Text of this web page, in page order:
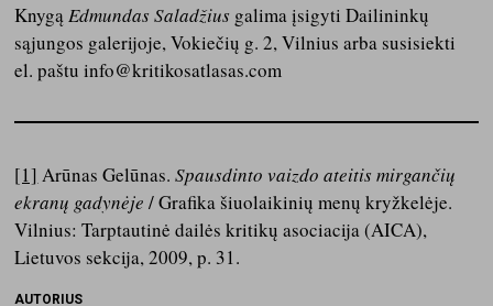
KnygąEdmundas Saladžius galima įsigyti Dailininkų
sąjungos galerijoje, Vokiečių g. 2, Vilnius arba susisiekti
el. paštu info@kritikosatlasas.com
[1] Arūnas Gelūnas.Spausdinto vaizdo ateitis mirgančių
ekranų gadynėje / Grafika šiuolaikinių menų kryžkelėje.
Vilnius: Tarptautinė dailės kritikų asociacija (AICA),
Lietuvos sekcija, 2009, p. 31.
AUTORIUS